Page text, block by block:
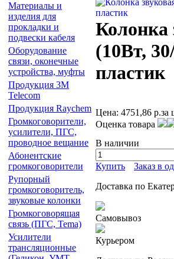
Материалы и
изделия для
прокладки и
подвески кабеля
Оборудование
связи, оконечные
устройства, муфты
Продукция 3М
Telecom
Продукция Raychem
Громкоговорители,
усилители, ПГС,
проводное вещание
Абонентские
громкоговорители
Рупорный
громкоговоритель,
звуковые колонки
Громкоговорящая
связь (ПГС, Теma)
Усилители
трансляционные
Колонка
(10Вт,
пластик
Цена: 4751,86 р.за
Оценка товара
В наличии
Купить
Заказ в
Доставка по
Самовывоз
Курьером